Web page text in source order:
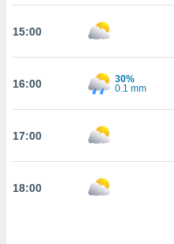
ao
todos os
no
um perfil
15:00
16:00
30%
0.1 mm
17:00
18:00